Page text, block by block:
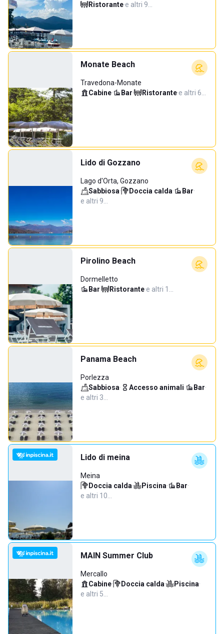
Ristorante·e altri 9…
Monate Beach
Travedona-Monate
Cabine· Bar· Ristorante·e altri 6…
Lido di Gozzano
Lago d'Orta, Gozzano
Sabbiosa· Doccia calda· Bar·
e altri 9…
Pirolino Beach
Dormelletto
Bar· Ristorante·e altri 1…
Panama Beach
Porlezza
Sabbiosa· Accesso animali· Bar·
e altri 3…
Lido di meina
Meina
Doccia calda· Piscina· Bar·
e altri 10…
MAIN Summer Club
Mercallo
Cabine· Doccia calda· Piscina·
e altri 5…